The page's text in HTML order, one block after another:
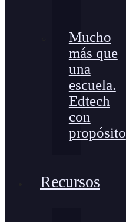
Mucho
más que
una
escuela.
Edtech
con
propósito
Recursos